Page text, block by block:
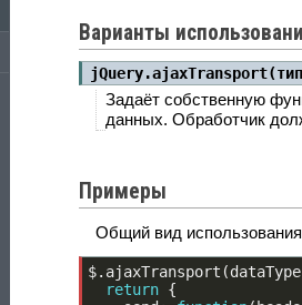
Варианты
Задаёт собственную
данных. Обработчик
Примеры
Общий вид использования
$. ajaxTransport (dataType
return {